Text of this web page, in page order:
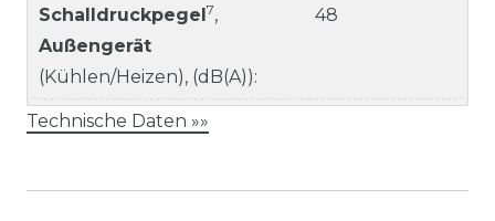
Schalldruckpegel 7,
Außengerät
(Kühlen/Heizen), (dB(A)):
48
Technische Daten »»